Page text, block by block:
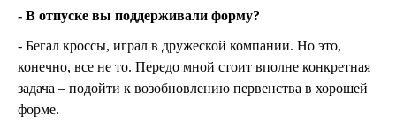
- В отпуске вы поддерживали форму?
- Бегал кроссы, играл в дружеской компании. Но это,
конечно, все не то. Передо мной стоит вполне конкретная
задача – подойти к возобновлению первенства в хорошей
форме.